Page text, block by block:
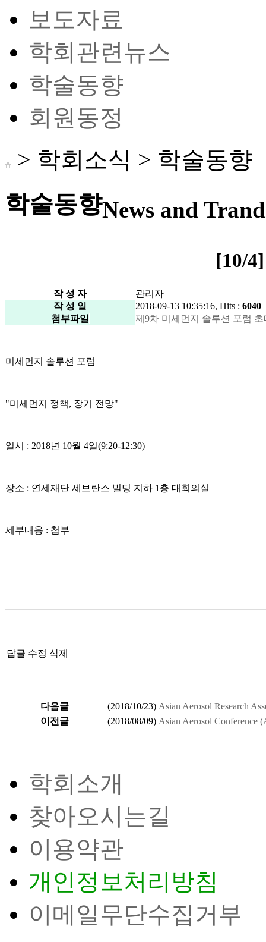
보도자료
학회관련뉴스
학술동향
회원동정
> 학회소식 > 학술동향
학술동향News and
[10/
작 성 자
관리자
작 성 일
2018-09-13 10:35:16, Hits : 6040
첨부파일
제9차 미세먼지 솔루션 포럼 초
미세먼지 솔루션 포럼
"미세먼지 정책, 장기 전망"
일시 : 2018년 10월 4일(9:20-12:30)
장소 : 연세재단 세브란스 빌딩 지하 1층 대회의실
세부내용 : 첨부
답글 수정 삭제
다음글 (2018/10/23) Asian Aerosol Research
이전글
(2018/08/09) Asian Aerosol Conference
학회소개
찾아오시는길
이용약관
개인정보처리방침
이메일무단수집거부